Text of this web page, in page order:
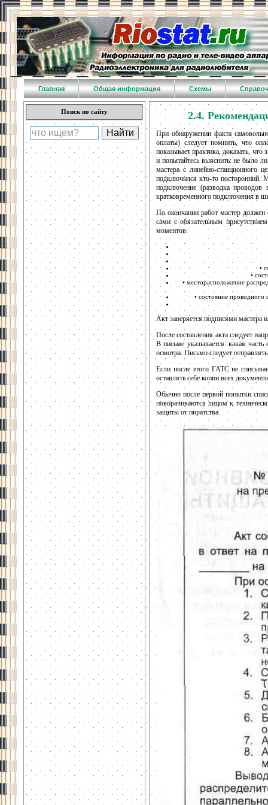
Главная Общая информация Схемы
Поиск по сайту 2.4.
При обнаружении факта
оплаты) следует помнить, что
показывает практика, доказать,
и попытайтесь выяснить: не было
мастера с линейно-станционного
подключился кто-то посторонний.
подключение (разводка
кратковременного подключения в
По окончании работ мастер должен
сами с обязательным
моментов:
•
•
• месторасположение
• состояние
Акт заверяется подписями мастера
После составления акта следует
В письме указывается: какая
осмотра. Письмо следует
Если после этого ГАТС не
оставлять себе копии всех
Обычно после первой попытки
поворачиваются лицом к
защиты от пиратства.